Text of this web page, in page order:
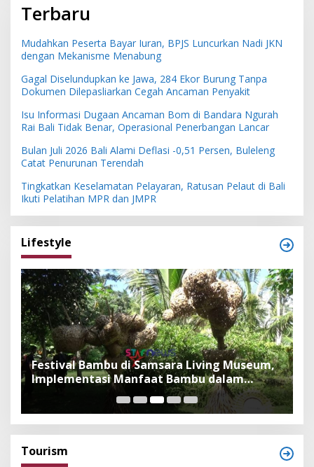
Terbaru
Mudahkan Peserta Bayar Iuran, BPJS Luncurkan Nadi JKN
dengan Mekanisme Menabung
Gagal Diselundupkan ke Jawa, 284 Ekor Burung Tanpa
Dokumen Dilepasliarkan Cegah Ancaman Penyakit
Isu Informasi Dugaan Ancaman Bom di Bandara Ngurah
Rai Bali Tidak Benar, Operasional Penerbangan Lancar
Bulan Juli 2026 Bali Alami Deflasi -0,51 Persen, Buleleng
Catat Penurunan Terendah
Tingkatkan Keselamatan Pelayaran, Ratusan Pelaut di Bali
Ikuti Pelatihan MPR dan JMPR
Lifestyle
Festival Bambu di Samsara Living Museum,
Implementasi Manfaat Bambu dalam
Kepercayaan Adat dan Budaya Bali
Tourism